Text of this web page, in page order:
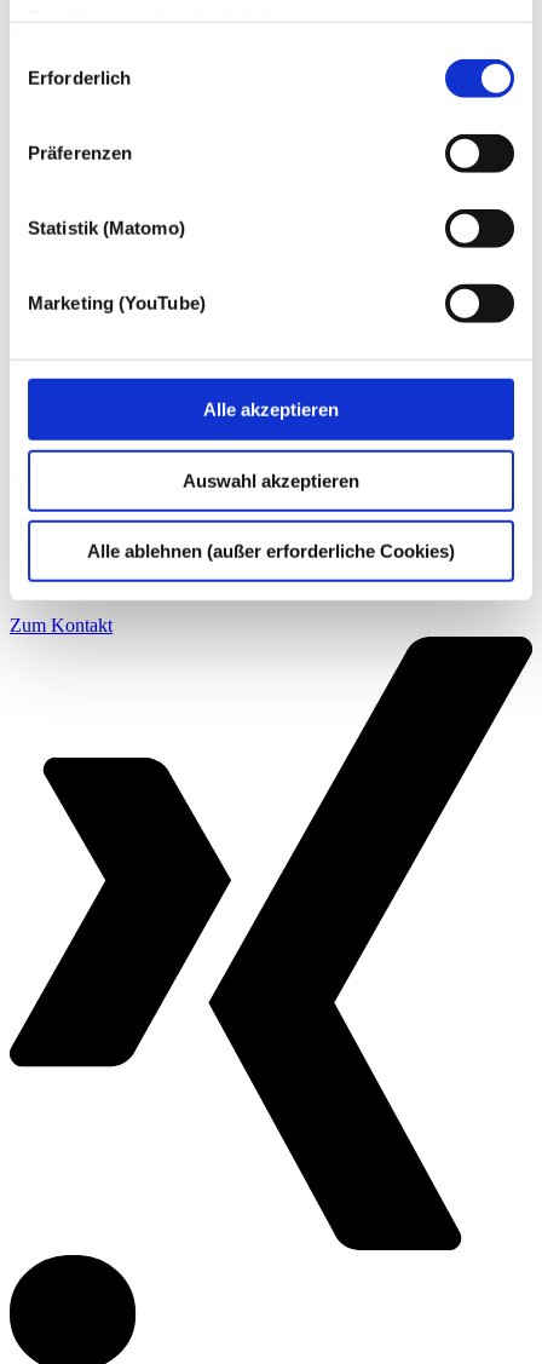
mit Ihrer ausdrücklichen Einwilligung einsetzen und die
Erforderlich
Präferenzen
Statistik (Matomo)
Marketing (YouTube)
Alle akzeptieren
Auswahl akzeptieren
Alle ablehnen (außer erforderliche Cookies)
E-Mail +49 228 81000 0
Über die dhpg
An unseren 18 Standorten beraten wir mit über 1.200
Mitarbeiter:innen Familienunternehmen und Mittelständler,
Großunternehmen, Verwaltungen der öffentlichen Hand ebenso wie
gemeinnützige Organisationen und Privatpersonen.
Kontakt
Wenn Sie Fragen zu unseren Angeboten haben, können Sie uns
gern telefonisch (+49 228 81000 0) oder perE-Mailkontaktieren.
Zum Kontakt